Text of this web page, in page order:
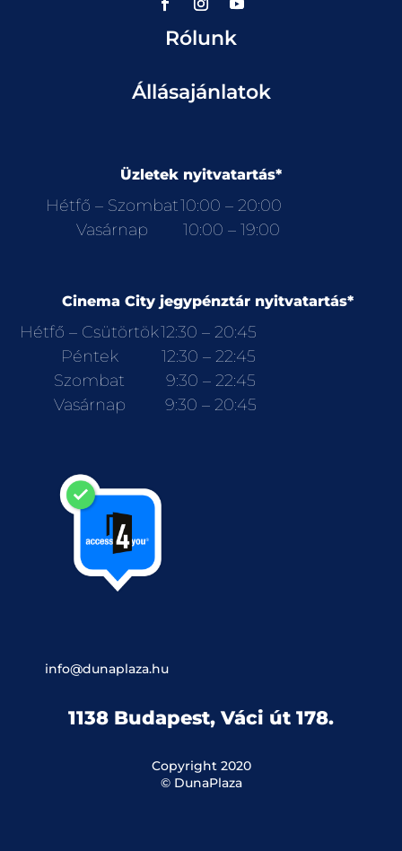
Rólunk
Állásajánlatok
Üzletek nyitvatartás*
Hétfő – Szombat10:00 – 20:00
Vasárnap
10:00 – 19:00
Cinema City jegypénztár nyitvatartás*
Hétfő – Csütörtök12:30 – 20:45
Péntek
12:30 – 22:45
Szombat
9:30 – 22:45
Vasárnap
9:30 – 20:45
info@dunaplaza.hu
1138 Budapest, Váci út 178.
Copyright 2020
© DunaPlaza